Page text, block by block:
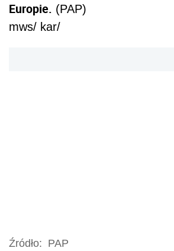
Europie. (PAP)
mws/ kar/
Źródło: PAP